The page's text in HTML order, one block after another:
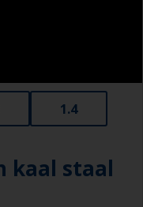
1.4
kaal staal